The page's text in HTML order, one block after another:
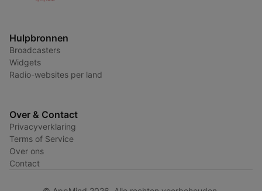
Hulpbronnen
Broadcasters
Widgets
Radio-websites per land
Over & Contact
Privacyverklaring
Terms of Service
Over ons
Contact